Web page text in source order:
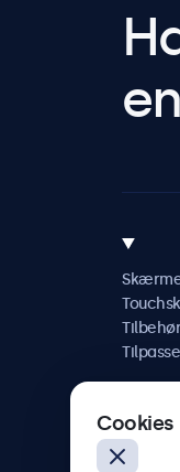
Tilbehør
Cookies